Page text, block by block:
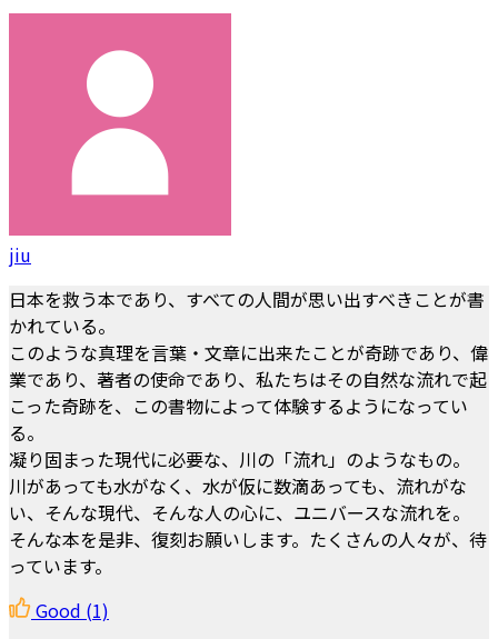
jiu
日本を救う本であり、すべての人間が思い出すべきことが書
かれている。
このような真理を言葉・文章に出来たことが奇跡であり、偉
業であり、著者の使命であり、私たちはその自然な流れで起
こった奇跡を、この書物によって体験するようになってい
る。
凝り固まった現代に必要な、川の「流れ」のようなもの。
川があっても水がなく、水が仮に数滴あっても、流れがな
い、そんな現代、そんな人の心に、ユニバースな流れを。
そんな本を是非、復刻お願いします。たくさんの人々が、待
っています。
Good (1)